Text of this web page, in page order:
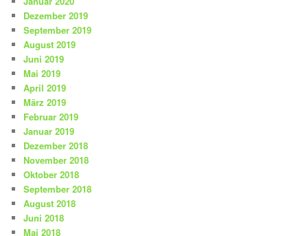
Dezember 2019
September 2019
August 2019
Juni 2019
Mai 2019
April 2019
März 2019
Februar 2019
Januar 2019
Dezember 2018
November 2018
Oktober 2018
September 2018
August 2018
Juni 2018
Mai 2018